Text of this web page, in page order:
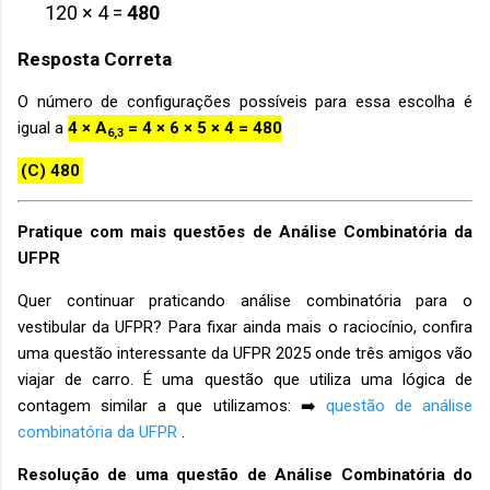
120 × 4 = 480
Resposta Correta
O número de configurações possíveis para essa escolha é
igual a 4 × A6,3 = 4 × 6 × 5 × 4 = 480
(C) 480
Pratique com mais questões de Análise Combinatória da
UFPR
Quer continuar praticando análise combinatória para o
vestibular da UFPR? Para fixar ainda mais o raciocínio, confira
uma questão interessante da UFPR 2025 onde três amigos vão
viajar de carro. É uma questão que utiliza uma lógica de
contagem similar a que utilizamos: ➡️ questão de análise
combinatória da UFPR .
Resolução de uma questão de Análise Combinatória do